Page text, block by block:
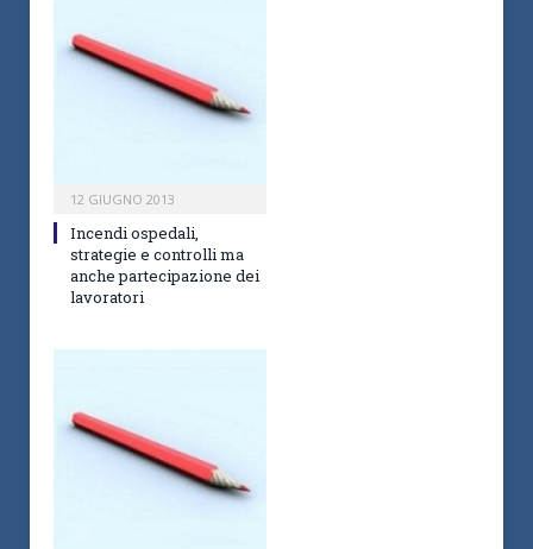
12 GIUGNO 2013
Incendi ospedali,
strategie e controlli ma
anche partecipazione dei
lavoratori